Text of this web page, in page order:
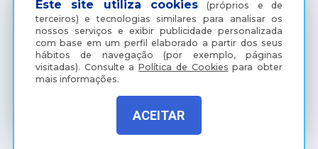
Este site utiliza cookies (próprios e de
terceiros) e tecnologias similares para analisar os
nossos serviços e exibir publicidade personalizada
com base em um perfil elaborado a partir dos seus
hábitos de navegação (por exemplo, páginas
visitadas). Consulte aPolítica de Cookies para obter
mais informações.
ACEITAR
(18) 3607-6500